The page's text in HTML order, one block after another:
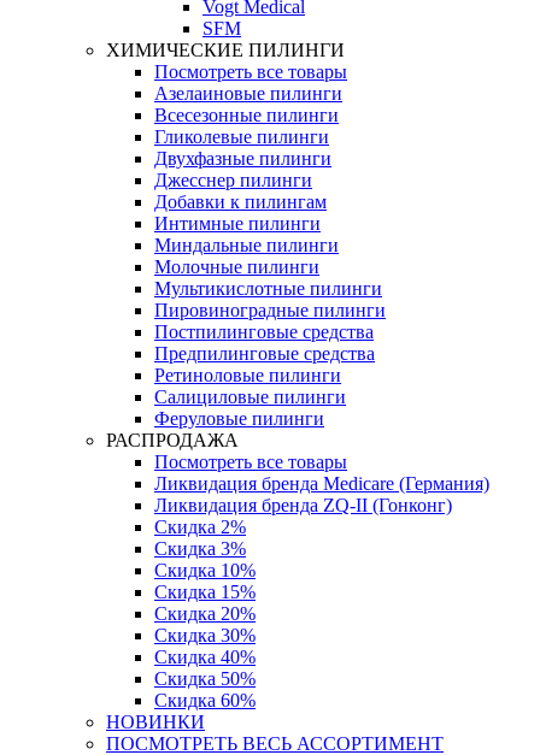
Vogt Medical
SFM
ХИМИЧЕСКИЕ ПИЛИНГИ
Посмотреть все товары
Азелаиновые пилинги
Всесезонные пилинги
Гликолевые пилинги
Двухфазные пилинги
Джесснер пилинги
Добавки к пилингам
Интимные пилинги
Миндальные пилинги
Молочные пилинги
Мультикислотные пилинги
Пировиноградные пилинги
Постпилинговые средства
Предпилинговые средства
Ретиноловые пилинги
Салициловые пилинги
Феруловые пилинги
РАСПРОДАЖА
Посмотреть все товары
Ликвидация бренда Medicare (Германия)
Ликвидация бренда ZQ-II (Гонконг)
Скидка 2%
Скидка 3%
Скидка 10%
Скидка 15%
Скидка 20%
Скидка 30%
Скидка 40%
Скидка 50%
Скидка 60%
НОВИНКИ
ПОСМОТРЕТЬ ВЕСЬ АССОРТИМЕНТ